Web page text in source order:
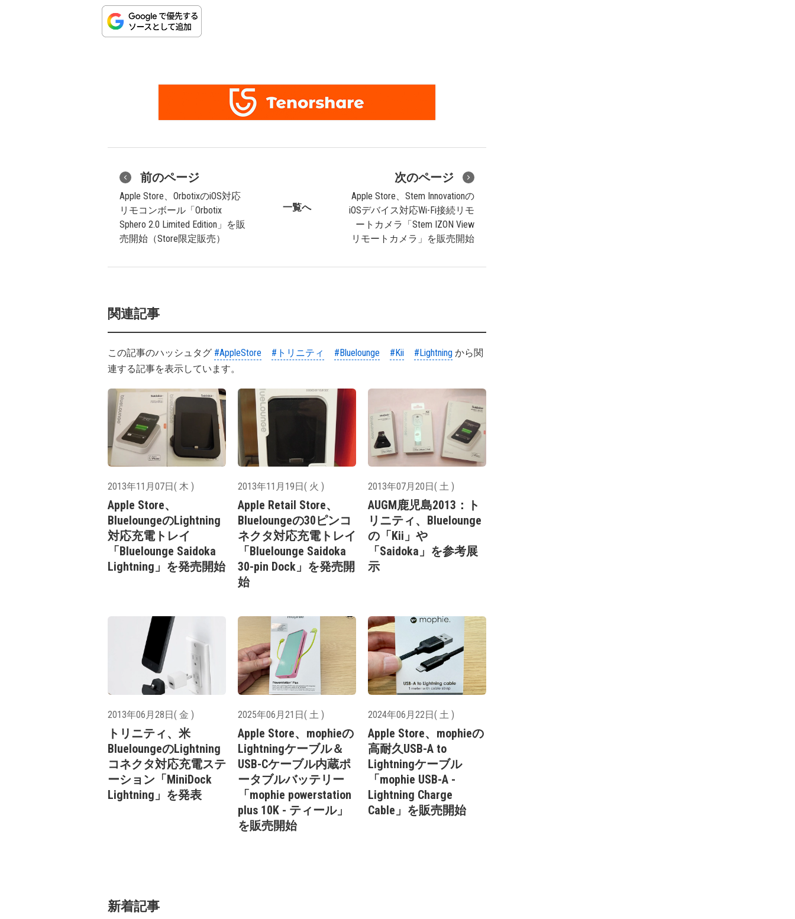
前のページ
Apple Store、OrbotixのiOS対応
リモコンボール「Orbotix
Sphero 2.0 Limited Edition」を販
売開始（Store限定販売）
一覧へ
次のページ
Apple Store、Stem Innovationの
iOSデバイス対応Wi-Fi接続リモ
ートカメラ「Stem IZON View
リモートカメラ」を販売開始
関連記事
この記事のハッシュタグ #AppleStore #トリニティ #Bluelounge #Kii #Lightning から関
連する記事を表示しています。
2013年11月07日( 木 )
Apple Store、
BlueloungeのLightning
対応充電トレイ
「Bluelounge Saidoka
Lightning」を発売開始
2013年11月19日( 火 )
Apple Retail Store、
Blueloungeの30ピンコ
ネクタ対応充電トレイ
「Bluelounge Saidoka
30-pin Dock」を発売開
始
2013年07月20日( 土 )
AUGM鹿児島2013：ト
リニティ、Bluelounge
の「Kii」や
「Saidoka」を参考展
示
2013年06月28日( 金 )
トリニティ、米
BlueloungeのLightning
コネクタ対応充電ステ
ーション「MiniDock
Lightning」を発表
2025年06月21日( 土 )
Apple Store、mophieの
Lightningケーブル＆
USB-Cケーブル内蔵ポ
ータブルバッテリー
「mophie powerstation
plus 10K - ティール」
を販売開始
2024年06月22日( 土 )
Apple Store、mophieの
高耐久USB-A to
Lightningケーブル
「mophie USB-A -
Lightning Charge
Cable」を販売開始
新着記事